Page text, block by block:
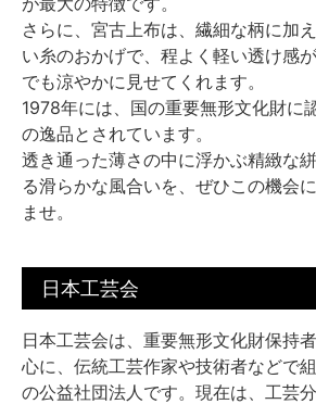
さらに、宮古上布は、繊細な柄に加
い糸のおかげで、程よく軽い透け感
でも涼やかに見せてくれます。
1978年には、国の重要無形文化財に
の逸品とされています。
透き通った薄さの中に浮かぶ精緻な
る滑らかな風合いを、ぜひこの機会
ませ。
日本工芸会
日本工芸会は、重要無形文化財保持
心に、伝統工芸作家や技術者などで
の公益社団法人です。現在は、工芸